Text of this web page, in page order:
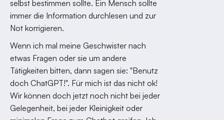
selbst bestimmen sollte. Ein Mensch sollte
immer die Information durchlesen und zur
Not korrigieren.
Wenn ich mal meine Geschwister nach
etwas Fragen oder sie um andere
Tätigkeiten bitten, dann sagen sie: "Benutz
doch ChatGPT!". Für mich ist das nicht ok!
Wir können doch jetzt noch nicht bei jeder
Gelegenheit, bei jeder Kleinigkeit oder